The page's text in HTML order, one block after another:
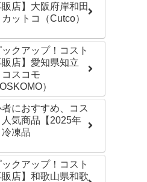
販店】大阪府岸和田
ットコ（Cutco）
ックアップ！コスト
販店】愛知県知立
スコモ
）
におすすめ、コス
人気商品【2025年
冷凍品
ックアップ！コスト
販店】和歌山県和歌